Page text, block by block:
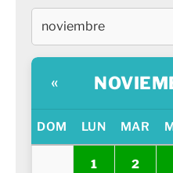
«
DOM LUN MAR
1 2